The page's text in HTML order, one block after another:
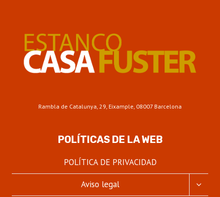
Rambla de Catalunya, 29, Eixample, 08007 Barcelona
POLÍTICAS DE LA WEB
POLÍTICA DE PRIVACIDAD
Aviso legal